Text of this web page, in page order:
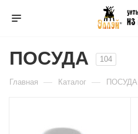
ПОСУДА 104
Главная — Каталог — ПОСУДА